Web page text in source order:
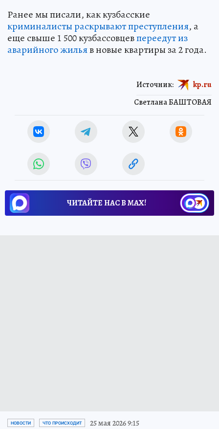
Ранее мы писали, как кузбасские
криминалисты раскрывают преступления, а
еще свыше 1 500 кузбассовцевпереедут из
аварийного жильяв новые квартиры за 2 года.
Светлана БАШТОВАЯ
Источник: kp.ru
ЧИТАЙТЕ НАС В МАХ!
НОВОСТИ ЧТО ПРОИСХОДИТ 25 мая 2026 9:15